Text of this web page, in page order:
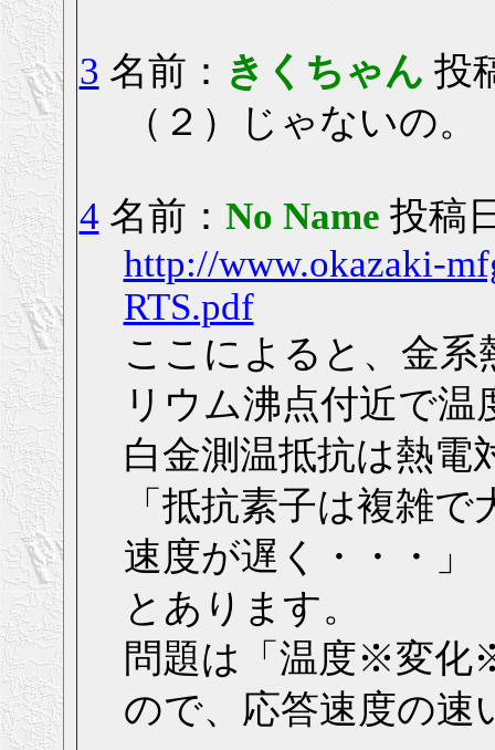
3 名前： きくちゃん 投
（２）じゃないの。
4 名前： No Name 投稿
http://www.okazaki-
RTS.pdf
ここによると、金
リウム沸点付近で
白金測温抵抗は熱電
「抵抗素子は複雑
速度が遅く・・・」
とあります。
問題は「温度※変化
ので、応答速度の速